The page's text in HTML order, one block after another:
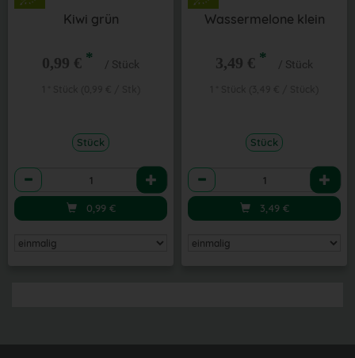
Kiwi grün
0,99 € * / Stück
Stück
Anzahl
0,99 €
Wassermelone klein
3,49 € * / Stück
Stück
Anzahl
3,49 €